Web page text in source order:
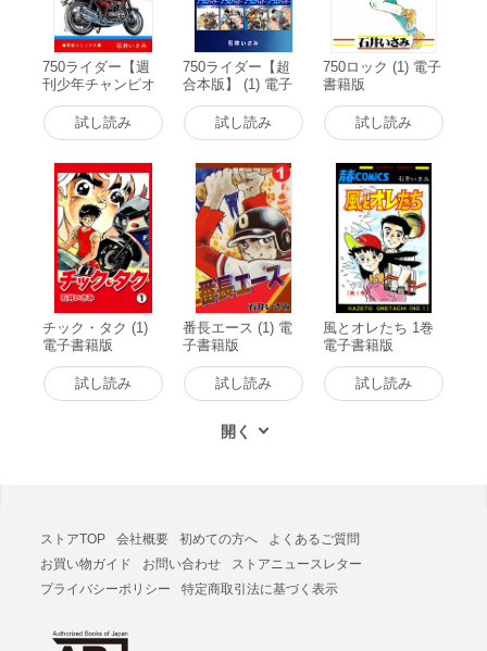
750ライダー【週
刊少年チャンピオ
ン版】 (1) 電子書
籍版
試し読み
750ライダー【超
合本版】 (1) 電子
書籍版
試し読み
750ロック (1) 電子
書籍版
試し読み
チック・タク (1)
電子書籍版
試し読み
番長エース (1) 電
子書籍版
試し読み
風とオレたち 1巻
電子書籍版
試し読み
ストアTOP 会社概要 初めての方へ
よくあるご質問
お買い物ガイド
お問い合わせ
ストアニュースレター
プライバシーポリシー
特定商取引法に基づく表示